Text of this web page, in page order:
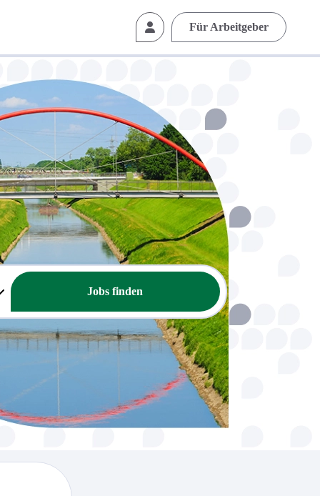
Für Arbeitgeber
Jobs finden